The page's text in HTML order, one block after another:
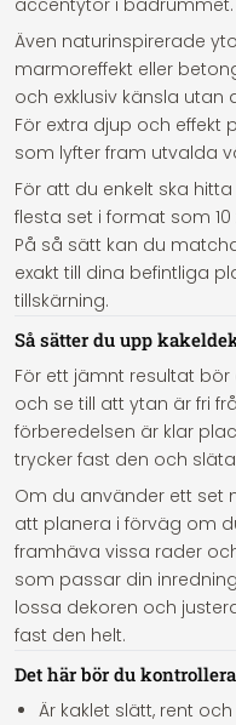
accentytor i badrummet.
Även naturinspirerade
marmoreffekt eller
och exklusiv känsla
För extra djup och effekt
som lyfter fram utvalda
För att du enkelt ska
flesta set i format som 10
På så sätt kan du
exakt till dina befintliga
tillskärning.
Så sätter du upp
För ett jämnt resultat
och se till att ytan är fri
förberedelsen är klar
trycker fast den och
Om du använder ett set
att planera i förväg om
framhäva vissa rader
som passar din
lossa dekoren och
fast den helt.
Det här bör du
Är kaklet slätt, rent